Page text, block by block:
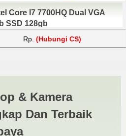
Core I7 7700HQ Dual VGA
SSD 128gb
Rp. (Hubungi CS)
BELI
| JUAL
& Kamera
Dan Terbaik